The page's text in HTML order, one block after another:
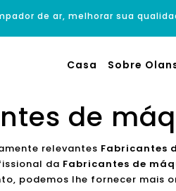
de ar, melhorar sua
Casa Sobre
de
relevantes Fabricantes
da Fabricantes de
podemos lhe fornecer mais